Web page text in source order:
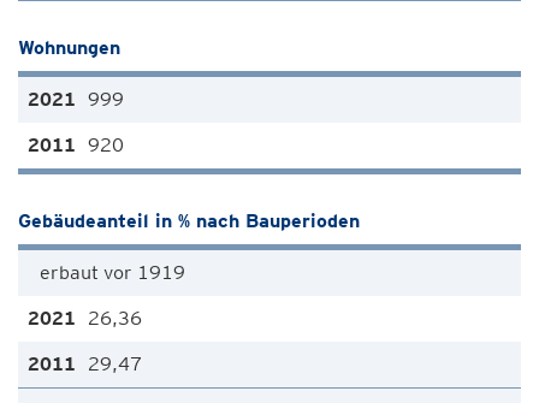
Wohnungen
999
920
Gebäudeanteil in % nach Bauperioden
erbaut vor 1919
26,36
29,47